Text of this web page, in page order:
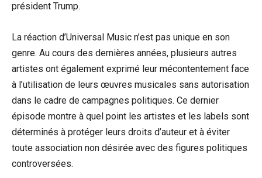
président Trump.
La réaction d’Universal Music n’est pas unique en son
genre. Au cours des dernières années, plusieurs autres
artistes ont également exprimé leur mécontentement face
à l’utilisation de leurs œuvres musicales sans autorisation
dans le cadre de campagnes politiques. Ce dernier
épisode montre à quel point les artistes et les labels sont
déterminés à protéger leurs droits d’auteur et à éviter
toute association non désirée avec des figures politiques
controversées.